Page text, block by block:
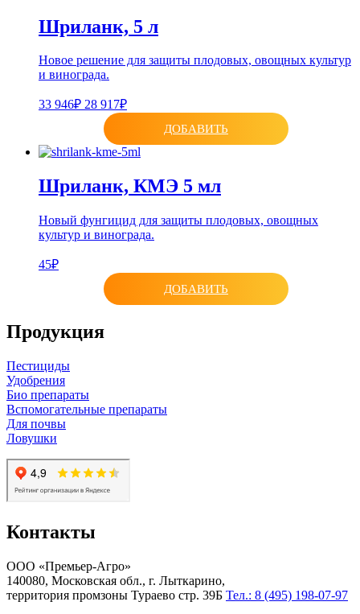
Шриланк, 5 л
Новое решение для защиты плодовых, овощных культур
и винограда.
33 946₽ 28 917₽
ДОБАВИТЬ
Шриланк, КМЭ 5 мл
Новый фунгицид для защиты плодовых, овощных
культур и винограда.
45₽
ДОБАВИТЬ
Продукция
Пестициды
Удобрения
Био препараты
Вспомогательные препараты
Для почвы
Ловушки
Контакты
ООО «Премьер-Агро»
140080, Московская обл., г. Лыткарино,
территория промзоны Тураево стр. 39Б Тел.: 8 (495) 198-07-97